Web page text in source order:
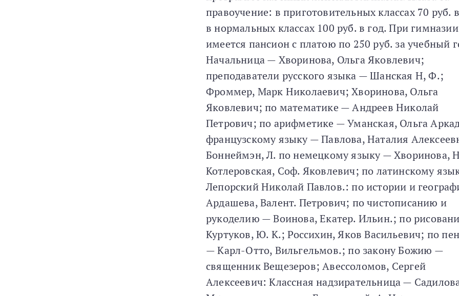
правоучение: в приготовительных классах 70 руб.
в нормальных классах 100 руб. в год. При гимназии
имеется пансион с платою по 250 руб. за учебный
Начальница — Хворинова, Ольга Яковлевич;
преподаватели русского языка — Шанская Н, Ф.;
Фроммер, Марк Николаевич; Хворинова, Ольга
Яковлевич; по математике — Андреев Николай
Петрович; по арифметике — Уманская, Ольга
французскому языку — Павлова, Наталия
Боннеймэн, Л. по немецкому языку — Хворинова,
Котлеровская, Соф. Яковлевич; по латинскому
Лепорский Николай Павлов.: по истории и
Ардашева, Валент. Петрович; по чистописанию и
рукоделию — Воинова, Екатер. Ильин.; по
Куртуков, Ю. К.; Россихин, Яков Васильевич; по
— Карл-Отто, Вильгельмов.; по закону Божию —
священник Вещезеров; Авессоломов, Сергей
Алексеевич: Классная надзирательница —